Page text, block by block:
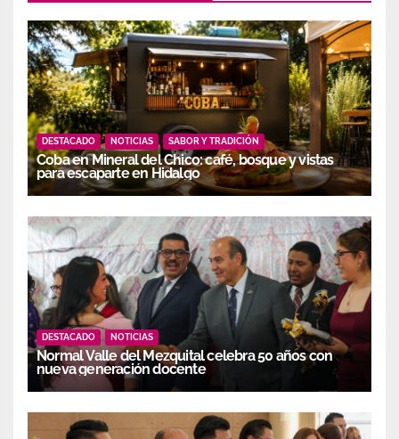
DESTACADO NOTICIAS SABOR Y TRADICIÓN
Coba en Mineral del Chico: café, bosque y vistas
para escaparte en Hidalgo
DESTACADO NOTICIAS
Normal Valle del Mezquital celebra 50 años con
nueva generación docente